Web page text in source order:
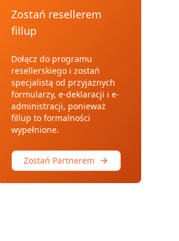
Zostań resellerem
fillup
Dołącz do programu
resellerskiego i zostań
specjalistą od przyjaznych
formularzy, e-deklaracji i e-
administracji, ponieważ
fillup to formalności
wypełnione.
Zostań Partnerem